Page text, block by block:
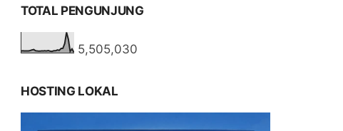
TOTAL PENGUNJUNG
5,505,030
HOSTING LOKAL